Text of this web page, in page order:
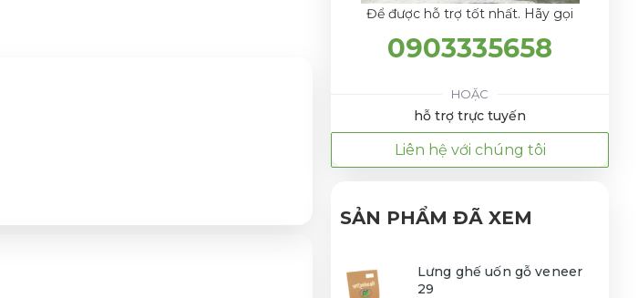
Để được hỗ trợ tốt nhất. Hãy gọi
0903335658
HOẶC
hỗ trợ trực tuyến
Liên hệ với chúng tôi
SẢN PHẨM ĐÃ XEM
Lưng ghế uốn gỗ veneer
29